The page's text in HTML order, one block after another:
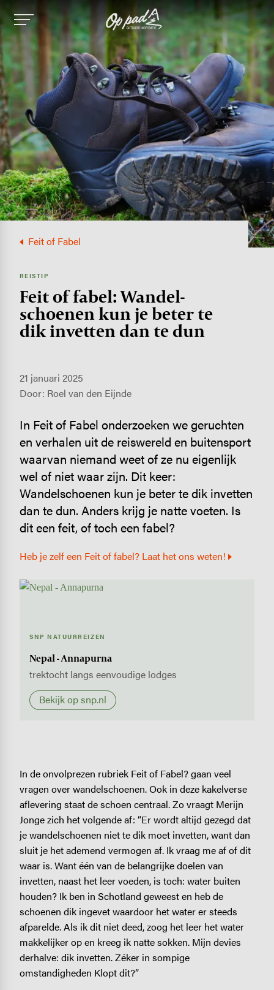
Image
Feit of Fabel
REISTIP
Feit of fabel: Wandel­
schoenen kun je beter te
dik invetten dan te dun
21 januari 2025
Door: Roel van den Eijnde
SNP NATUURREIZEN
Nepal - Annapurna
trektocht langs eenvoudige lodges
Bekijk op snp.nl
In Feit of Fabel onderzoeken we geruchten
en verhalen uit de reiswereld en buitensport
waarvan niemand weet of ze nu eigenlijk
wel of niet waar zijn. Dit keer:
Wandelschoenen kun je beter te dik invetten
dan te dun. Anders krijg je natte voeten. Is
dit een feit, of toch een fabel?
Heb je zelf een Feit of fabel? Laat het ons weten!
In de onvolprezen rubriek Feit of Fabel? gaan veel
vragen over wandelschoenen. Ook in deze kakelverse
aflevering staat de schoen centraal. Zo vraagt Merijn
Jonge zich het volgende af: “Er wordt altijd gezegd dat
je wandelschoenen niet te dik moet invetten, want dan
sluit je het ademend vermogen af. Ik vraag me af of dit
waar is. Want één van de belangrijke doelen van
invetten, naast het leer voeden, is toch: water buiten
houden? Ik ben in Schotland geweest en heb de
schoenen dik ingevet waardoor het water er steeds
afparelde. Als ik dit niet deed, zoog het leer het water
makkelijker op en kreeg ik natte sokken. Mijn devies
derhalve: dik invetten. Zéker in sompige
omstandigheden Klopt dit?”